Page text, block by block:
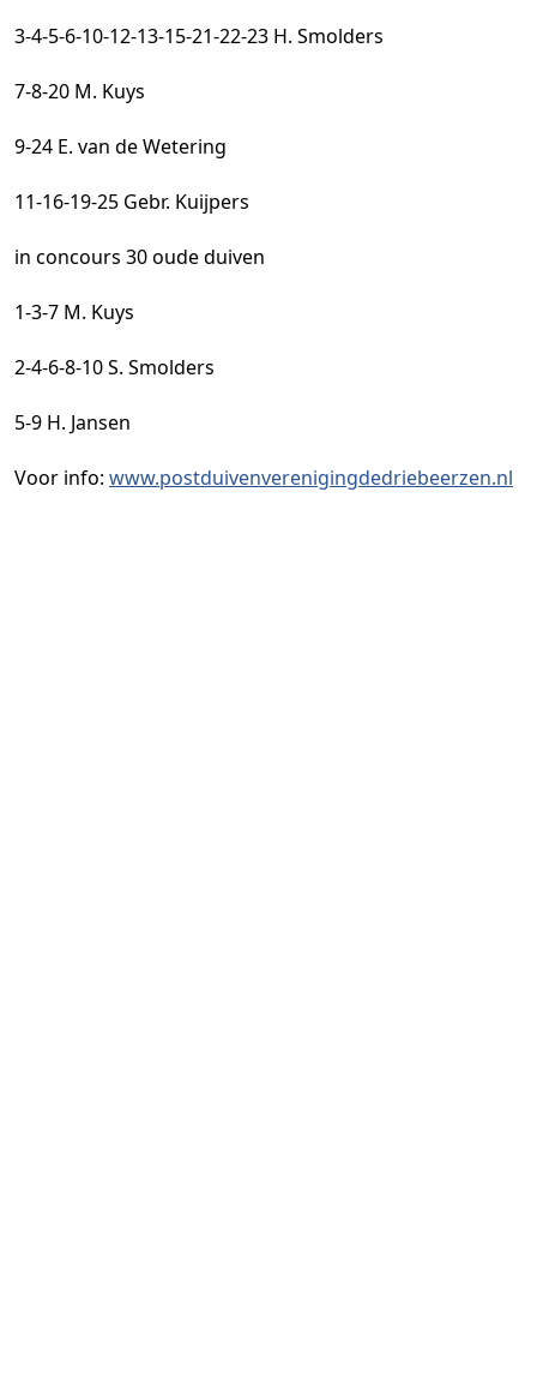
3-4-5-6-10-12-13-15-21-22-23 H. Smolders
7-8-20 M. Kuys
9-24 E. van de Wetering
11-16-19-25 Gebr. Kuijpers
in concours 30 oude duiven
1-3-7 M. Kuys
2-4-6-8-10 S. Smolders
5-9 H. Jansen
Voor info: www.postduivenverenigingdedriebeerzen.nl